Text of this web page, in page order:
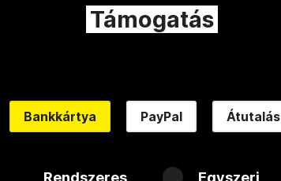
Támogatás
Bankkártya PayPal Átutalás
Rendszeres Egyszeri